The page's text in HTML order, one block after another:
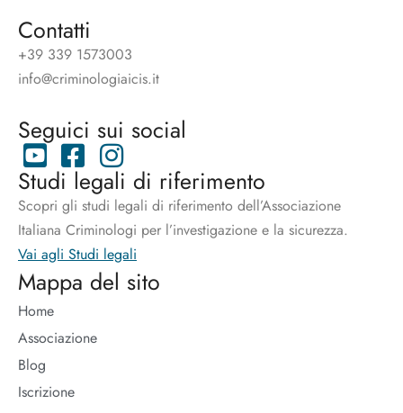
Contatti
+39 339 1573003
info@criminologiaicis.it
Seguici sui social
Studi legali di riferimento
Scopri gli studi legali di riferimento dell’Associazione
Italiana Criminologi per l’investigazione e la sicurezza.
Vai agli Studi legali
Mappa del sito
Home
Associazione
Blog
Iscrizione